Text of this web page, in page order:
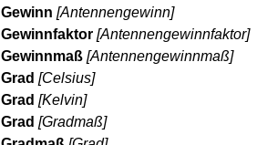
Gewinn [Antennengewinn]
Gewinnfaktor[Antennengewinnfaktor]
Gewinnmaß[Antennengewinnmaß]
Grad [Celsius]
Grad [Kelvin]
Grad [Gradmaß]